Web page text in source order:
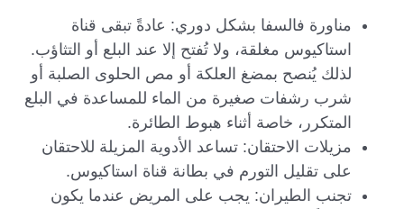
مناورة فالسفا بشكل دوري: عادةً تبقى قناة
استاكيوس مغلقة، ولا تُفتح إلا عند البلع أو التثاؤب.
لذلك يُنصح بمضغ العلكة أو مص الحلوى الصلبة أو
شرب رشفات صغيرة من الماء للمساعدة في البلع
المتكرر، خاصة أثناء هبوط الطائرة.
مزيلات الاحتقان: تساعد الأدوية المزيلة للاحتقان
على تقليل التورم في بطانة قناة استاكيوس.
تجنب الطيران: يجب على المريض عندما يكون